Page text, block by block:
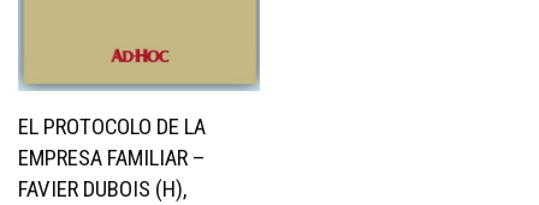
EL PROTOCOLO DE LA
EMPRESA FAMILIAR –
FAVIER DUBOIS (H),